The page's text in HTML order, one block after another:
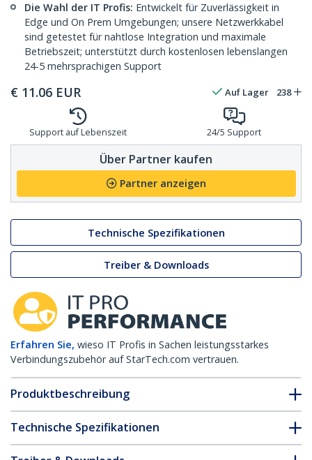
Die Wahl der IT Profis: Entwickelt für Zuverlässigkeit in
Edge und On Prem Umgebungen; unsere Netzwerkkabel
sind getestet für nahtlose Integration und maximale
Betriebszeit; unterstützt durch kostenlosen lebenslangen
24-5 mehrsprachigen Support
€ 11.06 EUR Auf Lager 238
Support auf Lebenszeit 24/5 Support
Über Partner kaufen
Partner anzeigen
Technische Spezifikationen
Treiber & Downloads
Erfahren Sie, wieso IT Profis in Sachen leistungsstarkes
Verbindungszubehör auf StarTech.com vertrauen.
Produktbeschreibung
Technische Spezifikationen